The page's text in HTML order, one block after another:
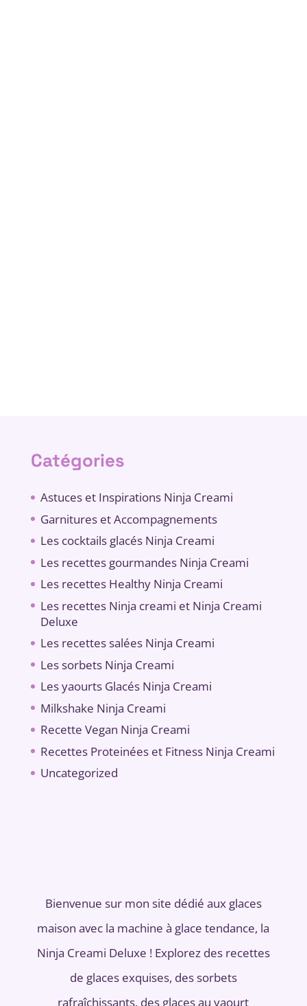
Catégories
Astuces et Inspirations Ninja Creami
Garnitures et Accompagnements
Les cocktails glacés Ninja Creami
Les recettes gourmandes Ninja Creami
Les recettes Healthy Ninja Creami
Les recettes Ninja creami et Ninja Creami
Deluxe
Les recettes salées Ninja Creami
Les sorbets Ninja Creami
Les yaourts Glacés Ninja Creami
Milkshake Ninja Creami
Recette Vegan Ninja Creami
Recettes Proteinées et Fitness Ninja Creami
Uncategorized
Bienvenue sur mon site dédié aux glaces
maison avec la machine à glace tendance, la
Ninja Creami Deluxe ! Explorez des recettes
de glaces exquises, des sorbets
rafraîchissants, des glaces au yaourt